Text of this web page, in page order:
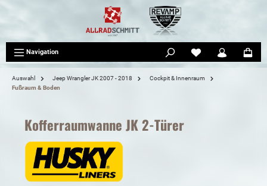
Navigation
Auswahl Jeep Wrangler JK 2007 - 2018
Cockpit & Innenraum
Fußraum & Boden
Kofferraumwanne JK 2-Türer